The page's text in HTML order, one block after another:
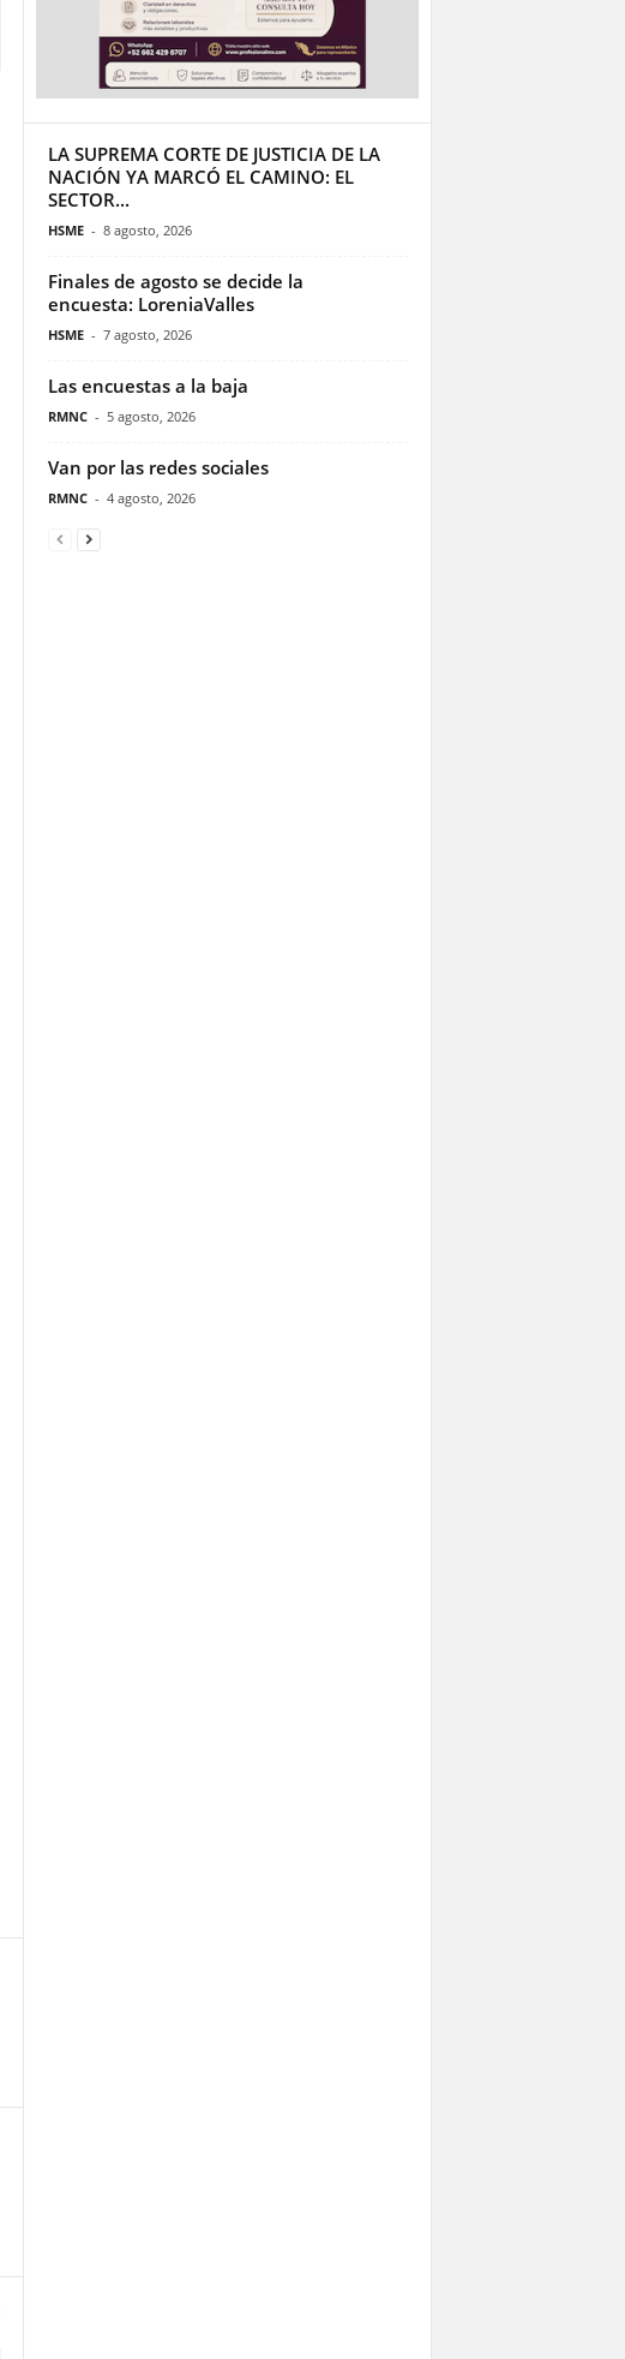
LA SUPREMA CORTE DE JUSTICIA DE LA
NACIÓN YA MARCÓ EL CAMINO: EL
SECTOR...
HSME - 8 agosto, 2026
Finales de agosto se decide la
encuesta: LoreniaValles
HSME - 7 agosto, 2026
Las encuestas a la baja
RMNC - 5 agosto, 2026
Van por las redes sociales
RMNC - 4 agosto, 2026